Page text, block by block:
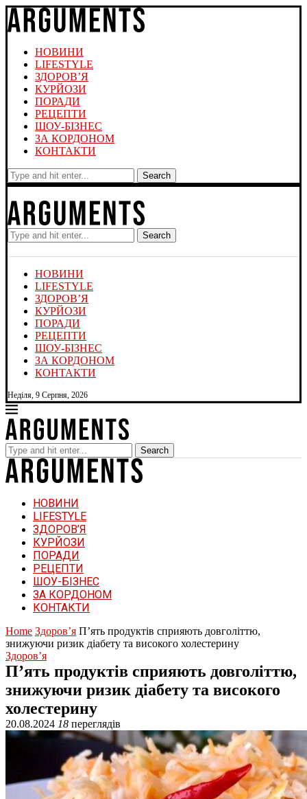
НОВИНИ
LIFESTYLE
ЗДОРОВ’Я
КУРЙОЗИ
ПОРАДИ
РЕЦЕПТИ
ШОУ-БІЗНЕС
ЗА КОРДОНОМ
КОНТАКТИ
Search
Search
НОВИНИ
LIFESTYLE
ЗДОРОВ’Я
КУРЙОЗИ
ПОРАДИ
РЕЦЕПТИ
ШОУ-БІЗНЕС
ЗА КОРДОНОМ
КОНТАКТИ
Неділя, 9 Серпня, 2026
Search
НОВИНИ
LIFESTYLE
ЗДОРОВ’Я
КУРЙОЗИ
ПОРАДИ
РЕЦЕПТИ
ШОУ-БІЗНЕС
ЗА КОРДОНОМ
КОНТАКТИ
Home Здоров’я П’ять продуктів сприяють довголіттю,
знижуючи ризик діабету та високого холестерину
Здоров’я
П’ять продуктів сприяють довголіттю,
знижуючи ризик діабету та високого
холестерину
20.08.2024 18 переглядів